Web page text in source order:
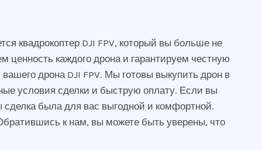
квадрокоптер DJI FPV, который вы больше не
каждого дрона и гарантируем честную
дрона DJI FPV. Мы готовы выкупить дрон в
условия сделки и быструю оплату. Если вы
сделка была для вас выгодной и комфортной.
к нам, вы можете быть уверены, что